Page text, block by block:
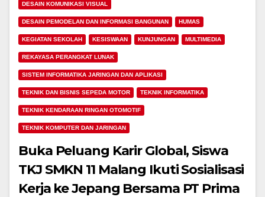
DESAIN KOMUNIKASI VISUAL
DESAIN PEMODELAN DAN INFORMASI BANGUNAN HUMAS
KEGIATAN SEKOLAH KESISWAAN KUNJUNGAN MULTIMEDIA
REKAYASA PERANGKAT LUNAK
SISTEM INFORMATIKA JARINGAN DAN APLIKASI
TEKNIK DAN BISNIS SEPEDA MOTOR TEKNIK INFORMATIKA
TEKNIK KENDARAAN RINGAN OTOMOTIF
TEKNIK KOMPUTER DAN JARINGAN
Buka Peluang Karir Global, Siswa
TKJ SMKN 11 Malang Ikuti Sosialisasi
Kerja ke Jepang Bersama PT Prima